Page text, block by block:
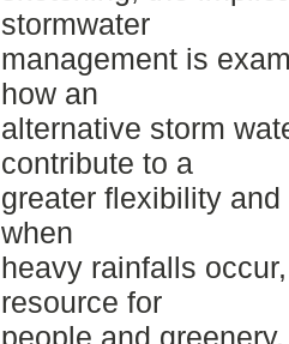
stormwater
management is
how an
alternative storm
contribute to a
greater flexibility
when
heavy rainfalls
resource for
people and